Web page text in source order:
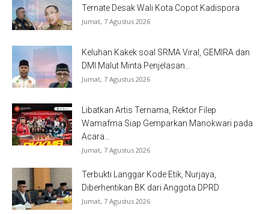
Ternate Desak Wali Kota Copot Kadispora
Jumat, 7 Agustus 2026
Keluhan Kakek soal SRMA Viral, GEMIRA dan
DMI Malut Minta Penjelasan...
Jumat, 7 Agustus 2026
Libatkan Artis Ternama, Rektor Filep
Wamafma Siap Gemparkan Manokwari pada
Acara...
Jumat, 7 Agustus 2026
Terbukti Langgar Kode Etik, Nurjaya,
Diberhentikan BK dari Anggota DPRD
Jumat, 7 Agustus 2026